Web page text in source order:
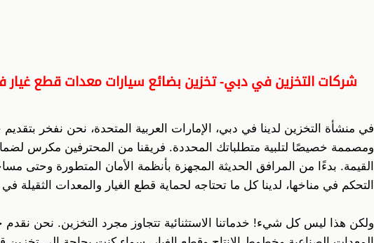
شركات التخزين في دبي- تخزين بضائع سيارات معدات قطع غيار
في منشأة التخزين لدينا في دبي، الإمارات العربية المتحدة، نحن نفخر
ومصممة خصيصًا لتلبية متطلباتك المحددة. فريقنا من المحترفين مكرس
القيمة. بدءًا من المرافق الحديثة المجهزة بأنظمة الأمان المتطورة وحتى
التحكم في مناخها، لدينا كل ما تحتاجه لحماية قطع الغيار والمعدات الثقيلة
ولكن هذا ليس كل شيء! خدماتنا الاستثنائية تتجاوز مجرد التخزين. نحن